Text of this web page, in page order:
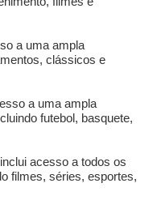
a uma ampla
clássicos e
a uma ampla
futebol, basquete,
acesso a todos os
filmes, séries, esportes,